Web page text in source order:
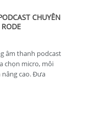
CHUYÊN
âm thanh podcast
chọn micro, môi
cao. Đưa